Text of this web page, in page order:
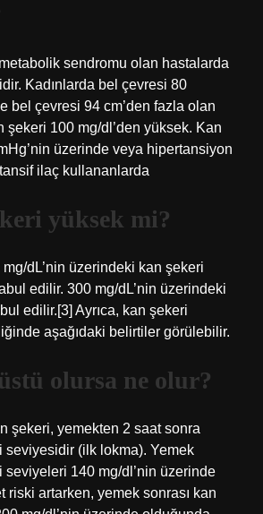
sendromu olan hastalarda
Kadınlarda bel çevresi 80
bel çevresi 94 cm’den fazla olan
şekeri 100 mg/dl’den yüksek. Kan
üzerinde veya hipertansiyon
ilaç kullananlarda
yüksek mi?
dL’nin üzerindeki kan şekeri
edilir. 300 mg/dL’nin üzerindeki
edilir.[3] Ayrıca, kan şekeri
aşağıdaki belirtiler görülebilir.
olursa ne olur?
şekeri, yemekten 2 saat sonra
seviyesidir (ilk lokma). Yemek
seviyeleri 140 mg/dl’nin üzerinde
riski artarken, yemek sonrası kan